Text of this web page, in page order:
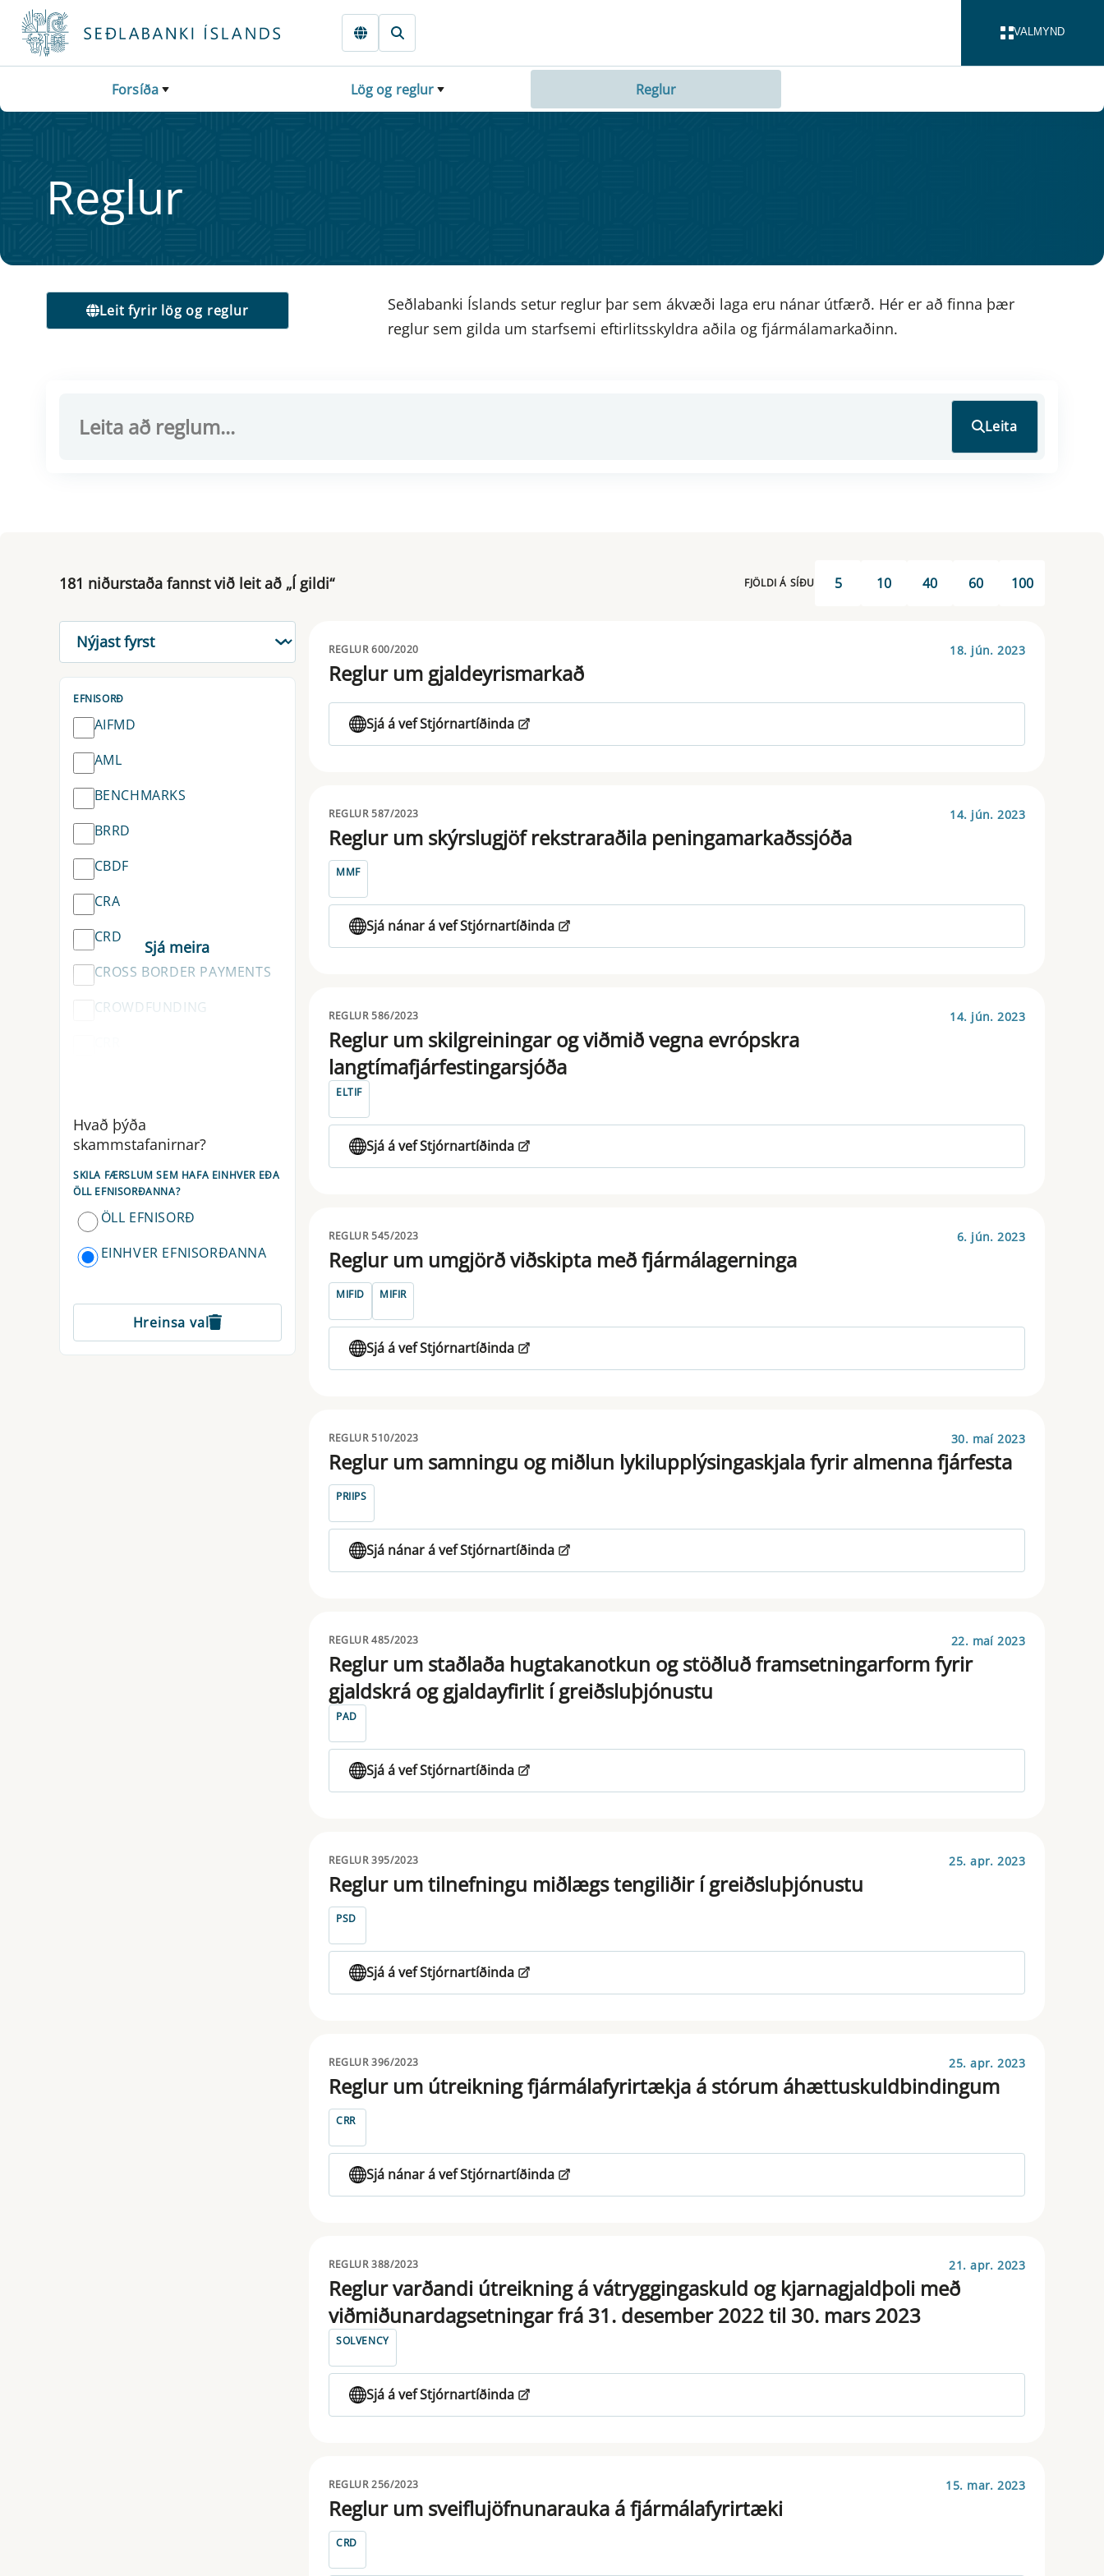
Fara beint í Meginmál
VALMYND
Forsíða Lög og reglur Reglur
Regl­ur
Leit fyrir lög og reglur
Seðlabanki Íslands setur reglur þar sem ákvæði laga eru nánar útfærð. Hér er að finna þær
reglur sem gilda um starfsemi eftirlitsskyldra aðila og fjármálamarkaðinn.
Leita
181 niðurstaða fannst við leit að „Í gildi“ FJÖLDI Á SÍÐU 5 10 40 60 100
RÖÐUN
EFNISORÐ
AIFMD
AML
BENCHMARKS
BRRD
CBDF
CRA
CRD
CROSS BORDER PAYMENTS
CROWDFUNDING
DLT
DORA
EBA
EIOPA
ESAP
Hvað þýða
skammstafanirnar?
SKILA FÆRSLUM SEM HAFA EINHVER EÐA
ÖLL EFNISORÐANNA?
ÖLL EFNISORÐ
EINHVER EFNISORÐANNA
Hreinsa val
REGLUR 600/2020 18. jún. 2023
Reglur um gjaldeyrismarkað
Sjá á vef Stjórnartíðinda
REGLUR 587/2023 14. jún. 2023
Reglur um skýrslugjöf rekstraraðila peningamarkaðssjóða
MMF
Sjá nánar á vef Stjórnartíðinda
REGLUR 586/2023 14. jún. 2023
Reglur um skilgreiningar og viðmið vegna evrópskra
langtímafjárfestingarsjóða
ELTIF
Sjá á vef Stjórnartíðinda
REGLUR 545/2023 6. jún. 2023
Reglur um umgjörð viðskipta með fjármálagerninga
MIFID MIFIR
Sjá á vef Stjórnartíðinda
REGLUR 510/2023 30. maí 2023
Reglur um samningu og miðlun lykilupplýsingaskjala fyrir almenna fjárfesta
PRIIPS
Sjá nánar á vef Stjórnartíðinda
REGLUR 485/2023 22. maí 2023
Reglur um staðlaða hugtakanotkun og stöðluð framsetningarform fyrir
gjaldskrá og gjaldayfirlit í greiðsluþjónustu
PAD
Sjá á vef Stjórnartíðinda
REGLUR 395/2023 25. apr. 2023
Reglur um tilnefningu miðlægs tengiliðir í greiðsluþjónustu
PSD
Sjá á vef Stjórnartíðinda
REGLUR 396/2023 25. apr. 2023
Reglur um útreikning fjármálafyrirtækja á stórum áhættuskuldbindingum
CRR
Sjá nánar á vef Stjórnartíðinda
REGLUR 388/2023 21. apr. 2023
Reglur varðandi útreikning á vátryggingaskuld og kjarnagjaldþoli með
viðmiðunardagsetningar frá 31. desember 2022 til 30. mars 2023
SOLVENCY
Sjá á vef Stjórnartíðinda
REGLUR 256/2023 15. mar. 2023
Reglur um sveiflujöfnunarauka á fjármálafyrirtæki
CRD